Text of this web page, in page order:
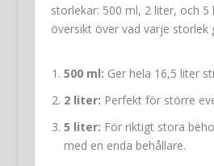
storlekar: 500 ml, 2 liter, och 5
översikt över vad varje storlek
500 ml: Ger hela 16,5 liter
2 liter: Perfekt för större
5 liter: För riktigt stora
med en enda behållare.